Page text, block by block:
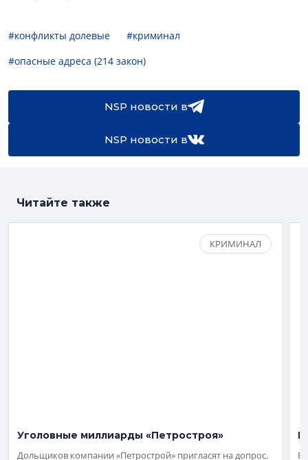
#конфликты долевые
#криминал
#опасные адреса (214 закон)
NSP новости в
NSP новости в
Читайте также
КРИМИНАЛ
Уголовные миллиарды «Петростроя»
Дольщиков компании «Петрострой» пригласят на допрос.